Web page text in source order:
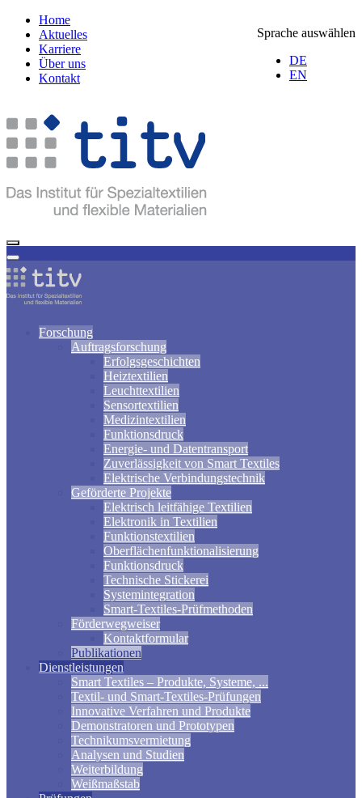
Sprache auswählen
DE
EN
Home
Aktuelles
Karriere
Über uns
Kontakt
Forschung
Auftragsforschung
Erfolgsgeschichten
Heiztextilien
Leuchttextilien
Sensortextilien
Medizintextilien
Funktionsdruck
Energie- und Datentransport
Zuverlässigkeit von Smart Textiles
Elektrische Verbindungstechnik
Geförderte Projekte
Elektrisch leitfähige Textilien
Elektronik in Textilien
Funktionstextilien
Oberflächenfunktionalisierung
Funktionsdruck
Technische Stickerei
Systemintegration
Smart-Textiles-Prüfmethoden
Förderwegweiser
Kontaktformular
Publikationen
Dienstleistungen
Smart Textiles – Produkte, Systeme, ...
Textil- und Smart-Textiles-Prüfungen
Innovative Verfahren und Produkte
Demonstratoren und Prototypen
Technikumsvermietung
Analysen und Studien
Weiterbildung
Weißmaßstab